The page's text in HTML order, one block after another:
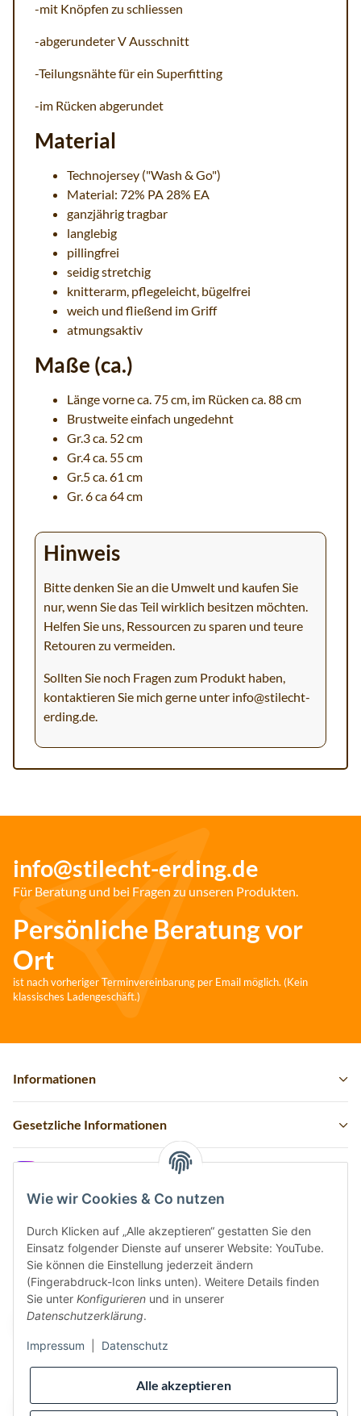
Alle akzeptieren
Wie wir Cookies & Co nutzen
Durch Klicken auf „Alle akzeptieren“ gestatten Sie den
Einsatz folgender Dienste auf unserer Website: YouTube.
Sie können die Einstellung jederzeit ändern
(Fingerabdruck-Icon links unten). Weitere Details finden
Sie unter Konfigurieren und in unserer
Datenschutzerklärung.
Impressum Datenschutz
-mit Knöpfen zu schliessen
-abgerundeter V Ausschnitt
-Teilungsnähte für ein Superfitting
-im Rücken abgerundet
Material
Technojersey ("Wash & Go")
Material: 72% PA 28% EA
ganzjährig tragbar
langlebig
pillingfrei
seidig stretchig
knitterarm, pflegeleicht, bügelfrei
weich und fließend im Griff
atmungsaktiv
Maße (ca.)
Länge vorne ca. 75 cm, im Rücken ca. 88 cm
Brustweite einfach ungedehnt
Gr.3 ca. 52 cm
Gr.4 ca. 55 cm
Gr.5 ca. 61 cm
Gr. 6 ca 64 cm
Hinweis
Bitte denken Sie an die Umwelt und kaufen Sie
nur, wenn Sie das Teil wirklich besitzen möchten.
Helfen Sie uns, Ressourcen zu sparen und teure
Retouren zu vermeiden.
Sollten Sie noch Fragen zum Produkt haben,
kontaktieren Sie mich gerne unter info@stilecht-
erding.de.
info@stilecht-erding.de
Für Beratung und bei Fragen zu unseren Produkten.
Persönliche Beratung vor
Ort
ist nach vorheriger Terminvereinbarung per Email möglich. (Kein
klassisches Ladengeschäft.)
Informationen
Gesetzliche Informationen
Vertrag widerrufen
Sicher bezahlen via:
Wir versenden via: